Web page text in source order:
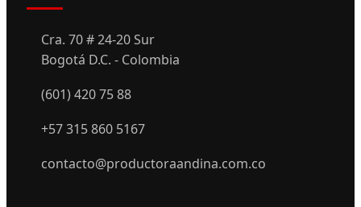
Cra. 70 # 24-20 Sur
Bogotá D.C. - Colombia
(601) 420 75 88
+57 315 860 5167
contacto@productoraandina.com.co